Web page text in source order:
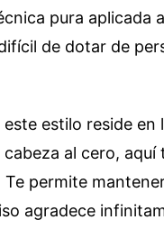
pura aplicada
de dotar de
este estilo reside
cabeza al cero,
Te permite
agradece